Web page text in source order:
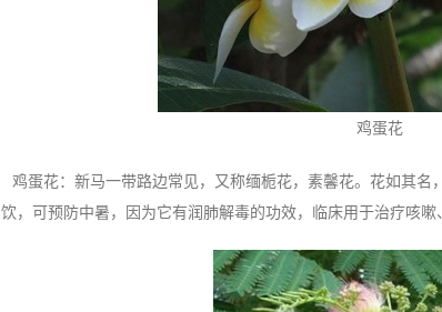
鸡蛋花
鸡蛋花：新马一带路边常见，又称缅栀花，素馨花。花如其名
饮，可预防中暑，因为它有润肺解毒的功效，临床用于治疗咳嗽